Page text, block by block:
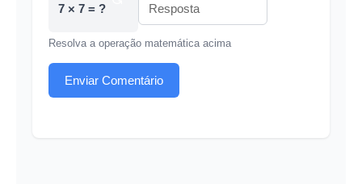
7 × 7 = ?
Resolva a operação matemática acima
Enviar Comentário